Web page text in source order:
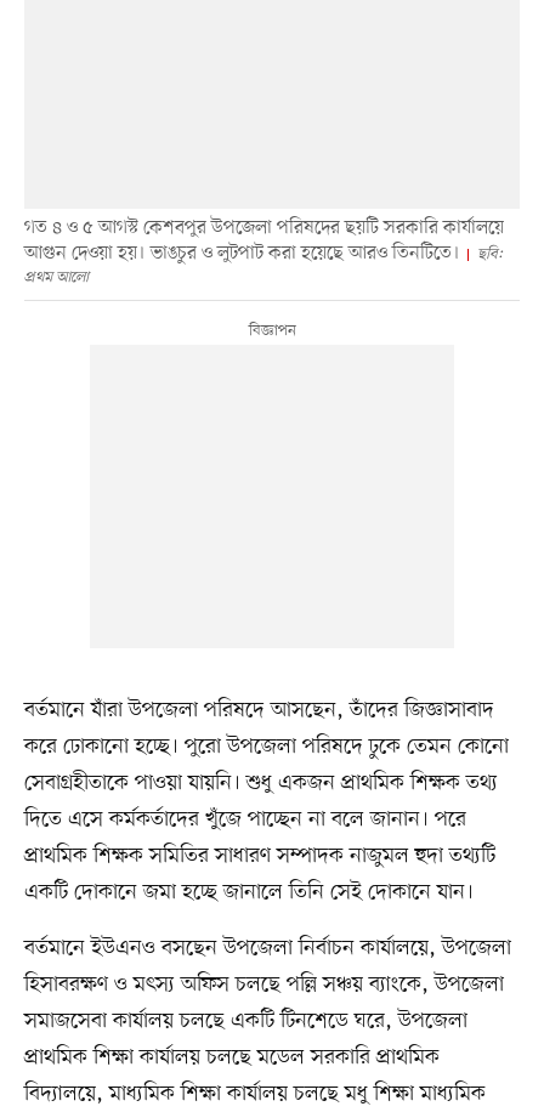
গত ৪ ও ৫ আগস্ট কেশবপুর উপজেলা পরিষদের ছয়টি সরকারি কার্যালয়ে
আগুন দেওয়া হয়। ভাঙচুর ও লুটপাট করা হয়েছে আরও তিনটিতে।
ছবি:
প্রথম আলো
বর্তমানে যাঁরা উপজেলা পরিষদে আসছেন, তাঁদের জিজ্ঞাসাবাদ
করে ঢোকানো হচ্ছে। পুরো উপজেলা পরিষদে ঢুকে তেমন কোনো
সেবাগ্রহীতাকে পাওয়া যায়নি। শুধু একজন প্রাথমিক শিক্ষক তথ্য
দিতে এসে কর্মকর্তাদের খুঁজে পাচ্ছেন না বলে জানান। পরে
প্রাথমিক শিক্ষক সমিতির সাধারণ সম্পাদক নাজুমল হুদা তথ্যটি
একটি দোকানে জমা হচ্ছে জানালে তিনি সেই দোকানে যান।
বর্তমানে ইউএনও বসছেন উপজেলা নির্বাচন কার্যালয়ে, উপজেলা
হিসাবরক্ষণ ও মৎস্য অফিস চলছে পল্লি সঞ্চয় ব্যাংকে, উপজেলা
সমাজসেবা কার্যালয় চলছে একটি টিনশেডে ঘরে, উপজেলা
প্রাথমিক শিক্ষা কার্যালয় চলছে মডেল সরকারি প্রাথমিক
বিদ্যালয়ে, মাধ্যমিক শিক্ষা কার্যালয় চলছে মধু শিক্ষা মাধ্যমিক